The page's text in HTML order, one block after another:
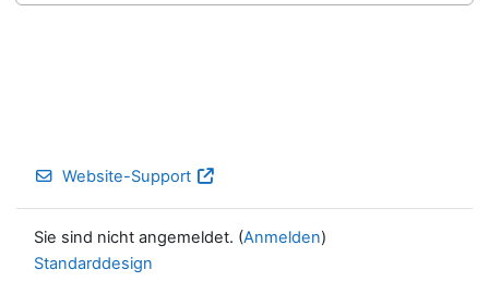
Website-Support
Sie sind nicht angemeldet. (Anmelden)
Standarddesign